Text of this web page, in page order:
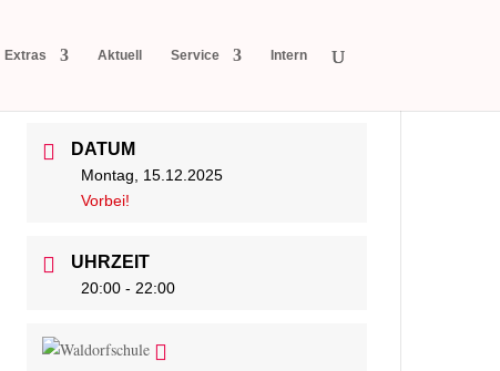
Extras Aktuell Service Intern
DATUM
Montag, 15.12.2025
Vorbei!
UHRZEIT
20:00 - 22:00